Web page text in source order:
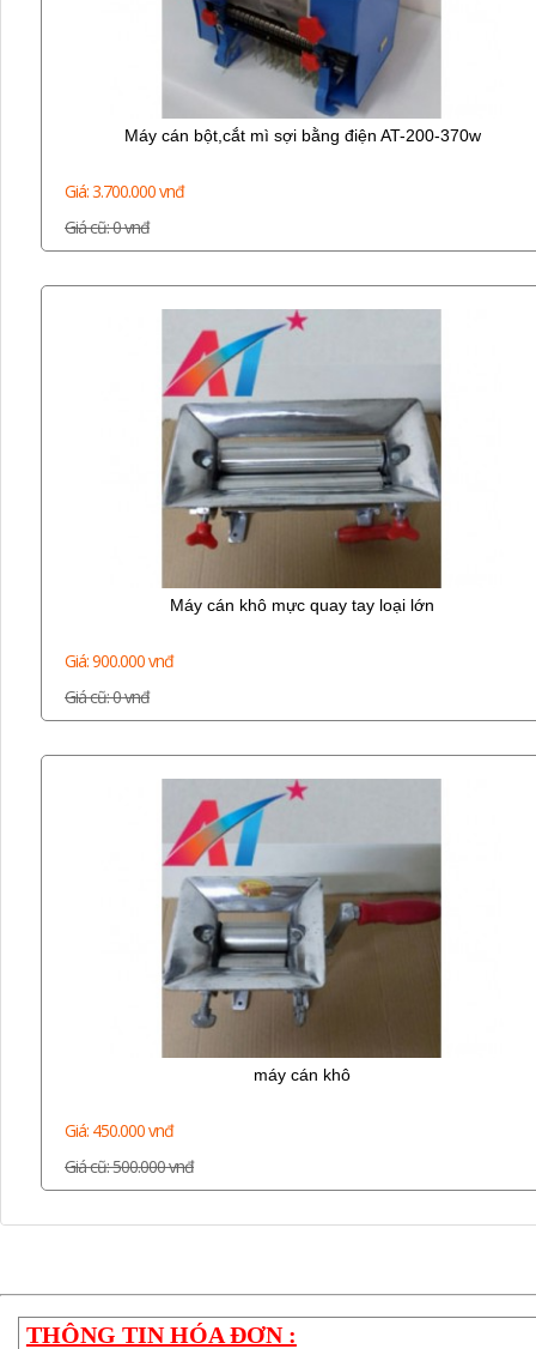
Máy cán bột,cắt mì sợi bằng điện AT-200-370w
Giá: 3.700.000 vnđ
Giá cũ: 0 vnđ
Máy cán khô mực quay tay loại lớn
Giá: 900.000 vnđ
Giá cũ: 0 vnđ
máy cán khô
Giá: 450.000 vnđ
Giá cũ: 500.000 vnđ
THÔNG TIN HÓA ĐƠN :